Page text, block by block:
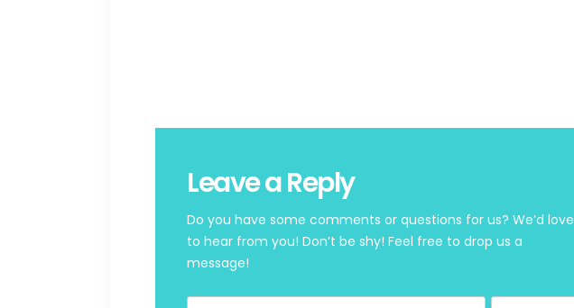
Leave a Reply
Do you have some comments or questions for us? We’d love
to hear from you! Don’t be shy! Feel free to drop us a
message!